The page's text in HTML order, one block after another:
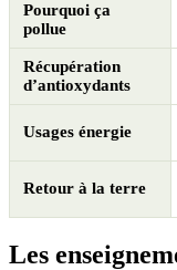
Pourquoi ça
pollue
Récupération
d’antioxydants
Usages énergie
Retour à la terre
Les